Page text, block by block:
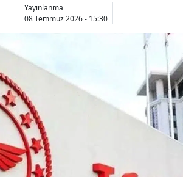
Bilecik
Çanakkale
Yayınlanma
08 Temmuz 2026 - 15:30